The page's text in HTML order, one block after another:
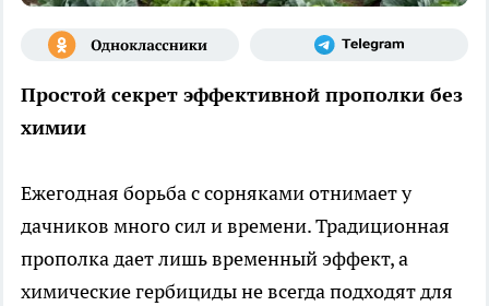
Простой секрет эффективной прополки без
химии
Ежегодная борьба с сорняками отнимает у
дачников много сил и времени. Традиционная
прополка дает лишь временный эффект, а
химические гербициды не всегда подходят для